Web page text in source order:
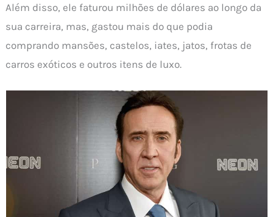
Além disso, ele faturou milhões de dólares ao longo da
sua carreira, mas, gastou mais do que podia
comprando mansões, castelos, iates, jatos, frotas de
carros exóticos e outros itens de luxo.